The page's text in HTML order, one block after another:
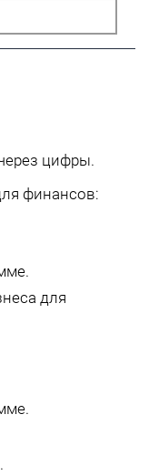
цифры.
финансов:
для